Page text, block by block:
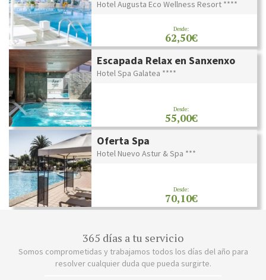
Hotel Augusta Eco Wellness Resort ****
Desde:
62,50€
Escapada Relax en Sanxenxo
Hotel Spa Galatea ****
Desde:
55,00€
Oferta Spa
Hotel Nuevo Astur & Spa ***
Desde:
70,10€
365 días a tu servicio
Somos comprometidas y trabajamos todos los días del año para
resolver cualquier duda que pueda surgirte.